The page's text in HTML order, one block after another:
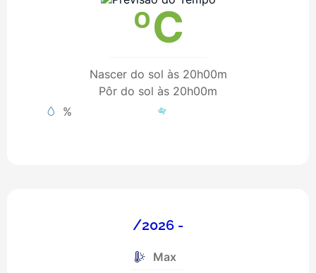
ºC
Nascer do sol às 20h00m
Pôr do sol às 20h00m
%
/2026 -
Max